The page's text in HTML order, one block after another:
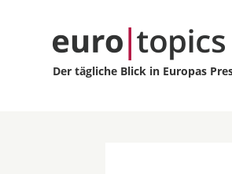
Der tägliche Blick in Europas